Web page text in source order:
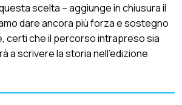
scelta – aggiunge in chiusura il
dare ancora più forza e sostegno
certi che il percorso intrapreso sia
a scrivere la storia nell’edizione